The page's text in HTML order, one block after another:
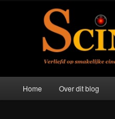
Scinetific
Verliefd op smakelijke
Home Over dit blog